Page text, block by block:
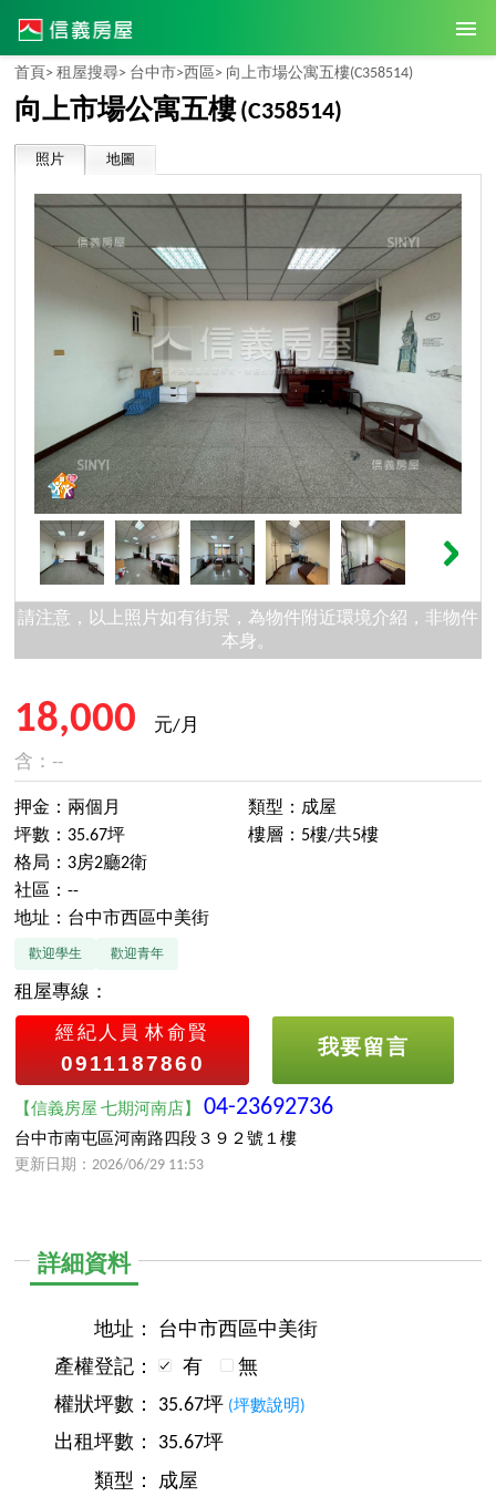
首頁> 租屋搜尋> 台中市>西區> 向上市場公寓五樓(C358514)
向上市場公寓五樓 (C358514)
照片 地圖
請注意，以上照片如有街景，為物件附近環境介紹，非物件
本身。
18,000
元/月
含：--
押金：兩個月
坪數：35.67坪
類型：成屋
樓層：5樓/共5樓
格局：3房2廳2衛
社區：--
地址：台中市西區中美街
歡迎學生 歡迎青年
租屋專線：
經紀人員 林俞賢
0911187860
我要留言
【信義房屋 七期河南店】04-23692736
台中市南屯區河南路四段３９２號１樓
更新日期：2026/06/29 11:53
詳細資料
地址：
台中市西區中美街
產權登記：
有
無
權狀坪數：
35.67坪 (坪數說明)
出租坪數：
35.67坪
類型：
成屋